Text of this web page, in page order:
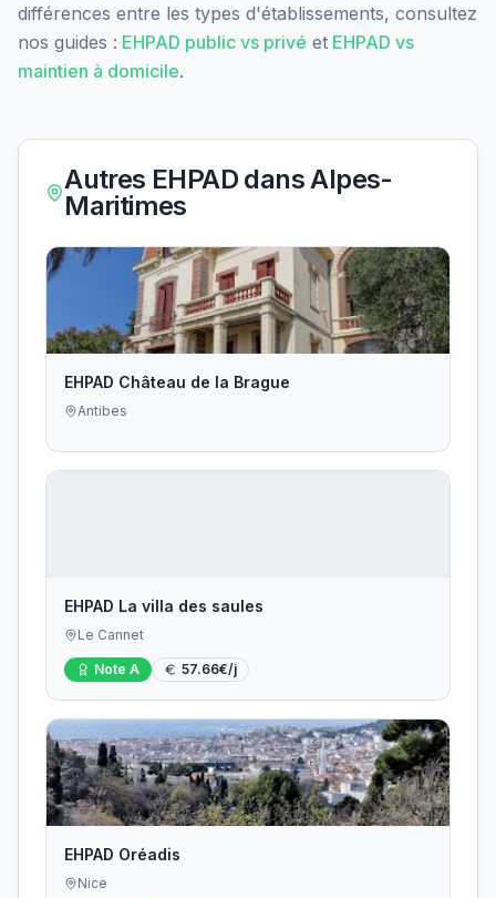
différences entre les types d'établissements, consultez
nos guides : EHPAD public vs privé et EHPAD vs
maintien à domicile.
Autres EHPAD dansAlpes-
Maritimes
EHPAD Château de la Brague
Antibes
EHPAD La villa des saules
Le Cannet
Note A 57.66€/j
EHPAD Oréadis
Nice